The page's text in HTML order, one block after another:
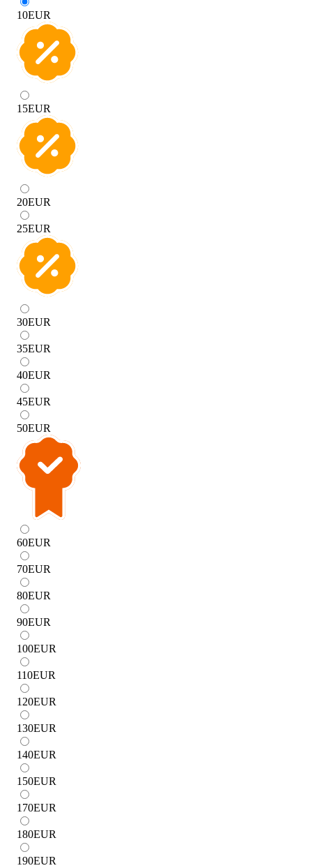
10EUR
15EUR
20EUR
25EUR
30EUR
35EUR
40EUR
45EUR
50EUR
60EUR
70EUR
80EUR
90EUR
100EUR
110EUR
120EUR
130EUR
140EUR
150EUR
170EUR
180EUR
190EUR